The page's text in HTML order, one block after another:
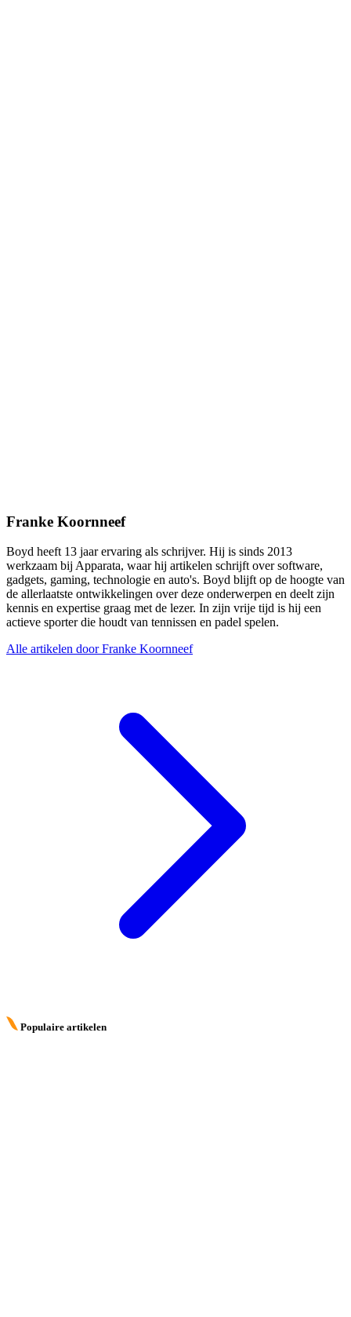
Franke Koornneef
Boyd heeft 13 jaar ervaring als schrijver. Hij is sinds 2013
werkzaam bij Apparata, waar hij artikelen schrijft over software,
gadgets, gaming, technologie en auto's. Boyd blijft op de hoogte van
de allerlaatste ontwikkelingen over deze onderwerpen en deelt zijn
kennis en expertise graag met de lezer. In zijn vrije tijd is hij een
actieve sporter die houdt van tennissen en padel spelen.
Alle artikelen door Franke Koornneef
Populaire artikelen